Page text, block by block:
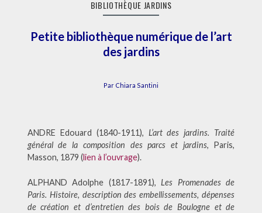
BIBLIOTHÈQUE JARDINS
Petite bibliothèque numérique de l’art
des jardins
Par Chiara Santini
ANDRE Edouard (1840-1911), L’art des jardins. Traité
général de la composition des parcs et jardins, Paris,
Masson, 1879 (lien à l’ouvrage).
ALPHAND Adolphe (1817-1891), Les Promenades de
Paris. Histoire, description des embellissements, dépenses
de création et d’entretien des bois de Boulogne et de